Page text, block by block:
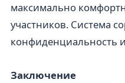
максимально
участников. Система
конфиденциальность
Заключение